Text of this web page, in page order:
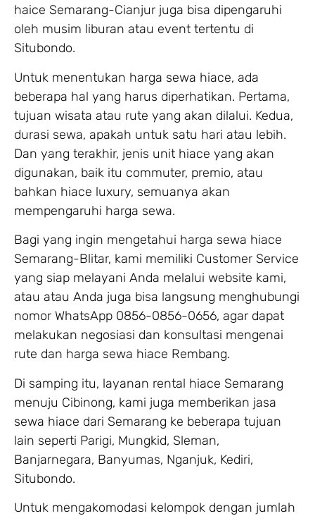
haice Semarang-Cianjur juga bisa dipengaruhi
oleh musim liburan atau event tertentu di
Situbondo.
Untuk menentukan harga sewa hiace, ada
beberapa hal yang harus diperhatikan. Pertama,
tujuan wisata atau rute yang akan dilalui. Kedua,
durasi sewa, apakah untuk satu hari atau lebih.
Dan yang terakhir, jenis unit hiace yang akan
digunakan, baik itu commuter, premio, atau
bahkan hiace luxury, semuanya akan
mempengaruhi harga sewa.
Bagi yang ingin mengetahui harga sewa hiace
Semarang-Blitar, kami memiliki Customer Service
yang siap melayani Anda melalui website kami,
atau atau Anda juga bisa langsung menghubungi
nomor WhatsApp 0856-0856-0656, agar dapat
melakukan negosiasi dan konsultasi mengenai
rute dan harga sewa hiace Rembang.
Di samping itu, layanan rental hiace Semarang
menuju Cibinong, kami juga memberikan jasa
sewa hiace dari Semarang ke beberapa tujuan
lain seperti Parigi, Mungkid, Sleman,
Banjarnegara, Banyumas, Nganjuk, Kediri,
Situbondo.
Untuk mengakomodasi kelompok dengan jumlah